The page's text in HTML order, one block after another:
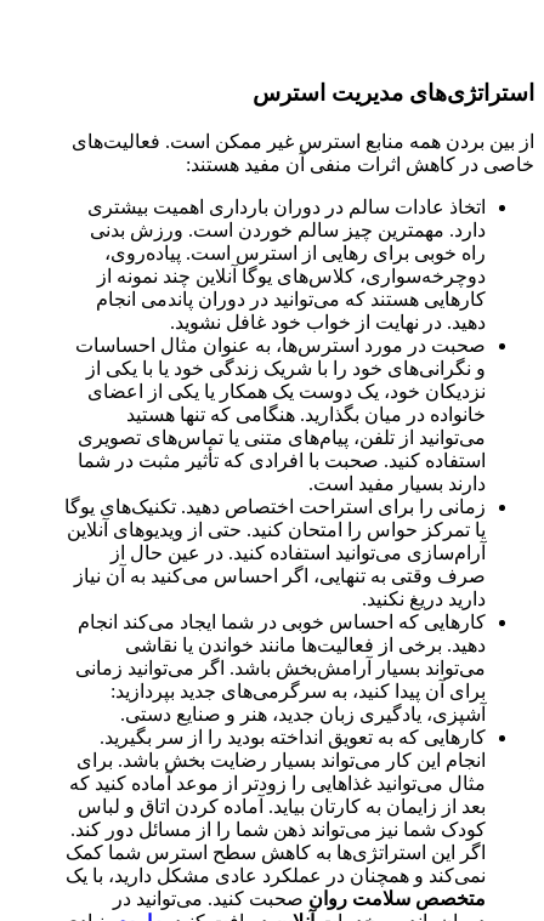
استراتژی‌های مدیریت استرس
از بین بردن همه منابع استرس غیر ممکن است. فعالیت‌های
خاصی در کاهش اثرات منفی آن مفید هستند:
اتخاذ عادات سالم در دوران بارداری اهمیت بیشتری
دارد. مهمترین چیز سالم خوردن است. ورزش بدنی
راه خوبی برای رهایی از استرس است. پیاده‌روی،
دوچرخه‌سواری، کلاس‌های یوگا آنلاین چند نمونه از
کارهایی هستند که می‌توانید در دوران پاندمی انجام
دهید. در نهایت از خواب خود غافل نشوید.
صحبت در مورد استرس‌ها، به عنوان مثال احساسات
و نگرانی‌های خود را با شریک زندگی خود یا با یکی از
نزدیکان خود، یک دوست یک همکار یا یکی از اعضای
خانواده در میان بگذارید. هنگامی که تنها هستید
می‌توانید از تلفن، پیام‌های متنی یا تماس‌های تصویری
استفاده کنید. صحبت با افرادی که تأثیر مثبت در شما
دارند بسیار مفید است.
زمانی را برای استراحت اختصاص دهید. تکنیک‌های یوگا
یا تمرکز حواس را امتحان کنید. حتی از ویدیوهای آنلاین
آرام‌سازی می‌توانید استفاده کنید. در عین حال از
صرف وقتی به تنهایی، اگر احساس می‌کنید به آن نیاز
دارید دریغ نکنید.
کارهایی که احساس خوبی در شما ایجاد می‌کند انجام
دهید. برخی از فعالیت‌ها مانند خواندن یا نقاشی
می‌تواند بسیار آرامش‌بخش باشد. اگر می‌توانید زمانی
برای آن پیدا کنید، به سرگرمی‌های جدید بپردازید:
آشپزی، یادگیری زبان جدید، هنر و صنایع دستی.
کارهایی که به تعویق انداخته بودید را از سر بگیرید.
انجام این کار می‌تواند بسیار رضایت بخش باشد. برای
مثال می‌توانید غذاهایی را زودتر از موعد آماده کنید که
بعد از زایمان به کارتان بیاید. آماده کردن اتاق و لباس
کودک شما نیز می‌تواند ذهن شما را از مسائل دور کند.
اگر این استراتژی‌ها به کاهش سطح استرس شما کمک
نمی‌کند و همچنان در عملکرد عادی مشکل دارید، با یک
متخصص سلامت روان صحبت کنید. می‌توانید در